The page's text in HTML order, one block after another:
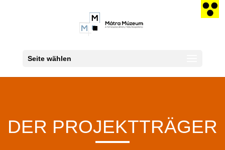
Seite wählen
DER PROJEKTTRÄGER